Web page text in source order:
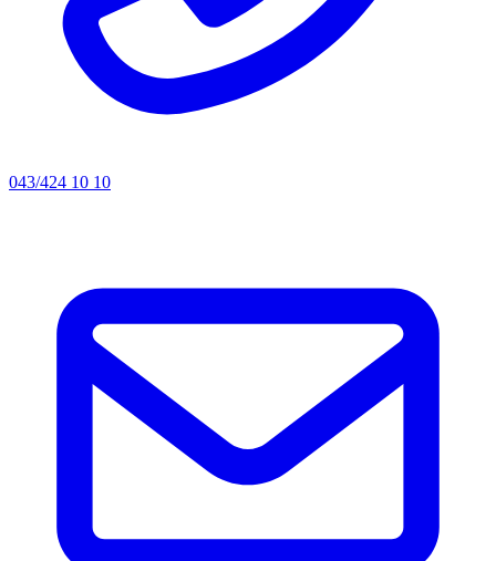
043/424 10 10